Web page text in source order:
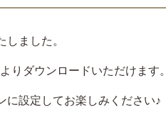
しました。
よりダウンロードいただけます。
に設定してお楽しみください♪